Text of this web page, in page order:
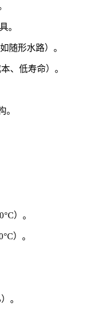
。
随形水路）。
、低寿命）。
。
）。
）。
。